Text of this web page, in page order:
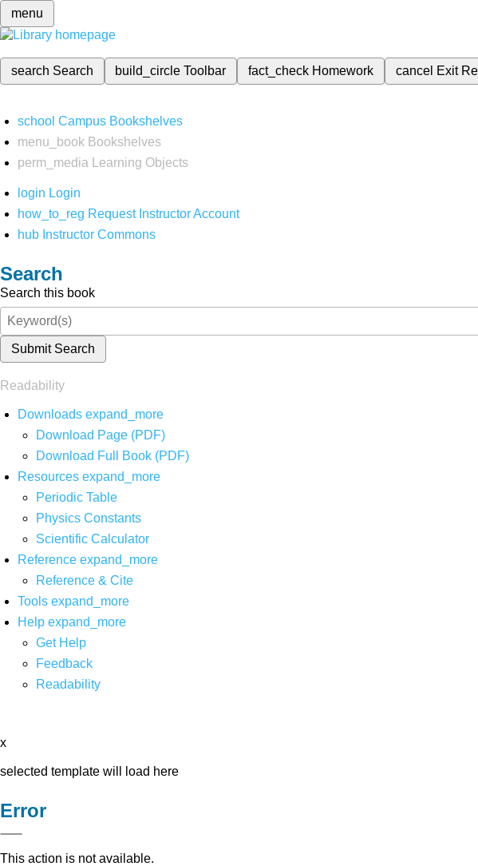
menu
search Search build_circleToolbar fact_check Homework cancel Exit
school Campus Bookshelves
menu_book Bookshelves
perm_media
Learning Objects
login Login
how_to_reg Request Instructor Account
hub Instructor Commons
Search
Search this book
Submit Search
Readability
Downloads expand_more
Download Page (PDF)
Download Full Book (PDF)
Resources expand_more
Periodic Table
Physics Constants
Scientific Calculator
Reference expand_more
Reference & Cite
Tools expand_more
Help expand_more
Get Help
Feedback
Readability
x
selected template will load here
Error
This action is not available.